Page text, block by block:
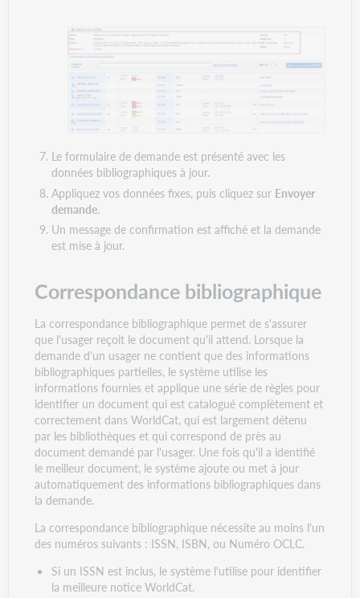
Le formulaire de demande est présenté avec les
données bibliographiques à jour.
Appliquez vos données fixes, puis cliquez sur Envoyer
demande.
Un message de confirmation est affiché et la demande
est mise à jour.
Correspondance bibliographique
La correspondance bibliographique permet de s'assurer
que l'usager reçoit le document qu'il attend. Lorsque la
demande d'un usager ne contient que des informations
bibliographiques partielles, le système utilise les
informations fournies et applique une série de règles pour
identifier un document qui est catalogué complètement et
correctement dans WorldCat, qui est largement détenu
par les bibliothèques et qui correspond de près au
document demandé par l'usager. Une fois qu'il a identifié
le meilleur document, le système ajoute ou met à jour
automatiquement des informations bibliographiques dans
la demande.
La correspondance bibliographique nécessite au moins l'un
des numéros suivants : ISSN, ISBN, ou Numéro OCLC.
Si un ISSN est inclus, le système l'utilise pour identifier
la meilleure notice WorldCat.